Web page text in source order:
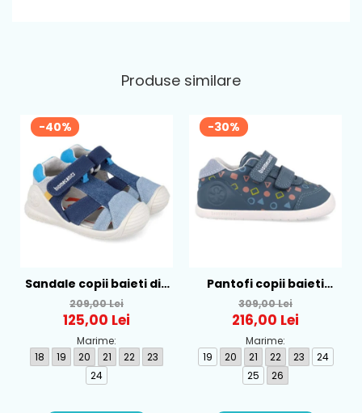
Produse similare
-40%
Sandale copii baieti din
textil Biomecanics,
Albastru - 262186-A008
209,00 Lei
125,00 Lei
Marime:
18
19 20 21 22
23
24
-30%
Pantofi copii baieti
calapod lat din piele
Biomecanics, Albastru -
262166-A556
309,00 Lei
216,00 Lei
Marime:
19
20 21 22 23
24
25
26